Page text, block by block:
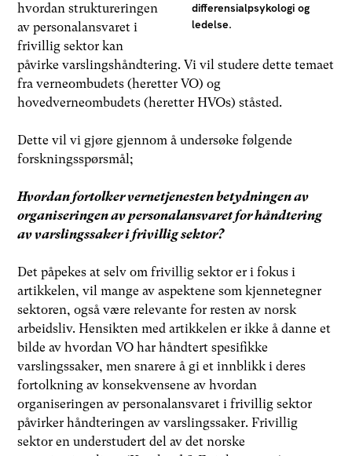
differensialpsykologi og
ledelse.
hvordan struktureringen
av personalansvaret i
frivillig sektor kan
påvirke varslingshåndtering. Vi vil studere dette temaet
fra verneombudets (heretter VO) og
hovedverneombudets (heretter HVOs) ståsted.
Dette vil vi gjøre gjennom å undersøke følgende
forskningsspørsmål;
Hvordan fortolker vernetjenesten betydningen av
organiseringen av personalansvaret for håndtering
av varslingssaker i frivillig sektor?
Det påpekes at selv om frivillig sektor er i fokus i
artikkelen, vil mange av aspektene som kjennetegner
sektoren, også være relevante for resten av norsk
arbeidsliv. Hensikten med artikkelen er ikke å danne et
bilde av hvordan VO har håndtert spesifikke
varslingssaker, men snarere å gi et innblikk i deres
fortolkning av konsekvensene av hvordan
organiseringen av personalansvaret i frivillig sektor
påvirker håndteringen av varslingssaker. Frivillig
sektor en understudert del av det norske